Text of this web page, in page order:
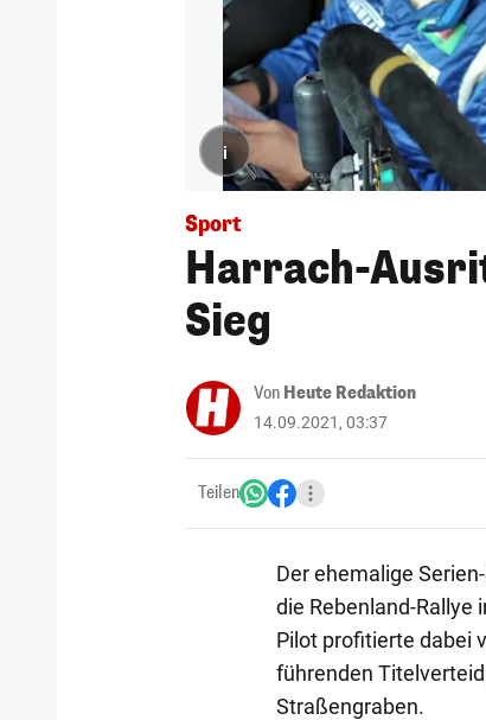
i
Sport
Harrach-
Sieg
Von Heute Redaktion
14.09.2021, 03:37
Teilen
Der ehemalige
die Rebenland-Rallye
Pilot profitierte dabei
führenden
Straßengraben.